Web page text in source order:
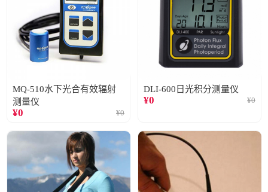
MQ-510水下光合有效辐射
测量仪
¥0 ¥0
DLI-600日光积分测量仪
¥0 ¥0